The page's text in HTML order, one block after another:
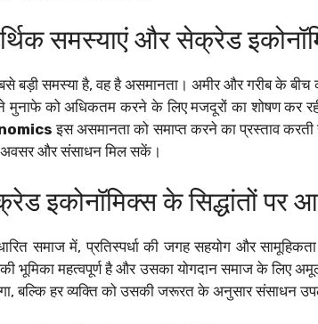
समस्याएं और सेक्रेड
बड़ी समस्या है, वह है असमानता। अमीर और गरीब के बीच
मुनाफे को अधिकतम करने के लिए मजदूरों का शोषण कर
इस असमानता को समाप्त करने का प्रस्ताव करती
अवसर और संसाधन मिल सकें।
इकोनॉमिक्स के सिद्धांतों पर
समाज में, प्रतिस्पर्धा की जगह सहयोग और सामूहिकता
भूमिका महत्वपूर्ण है और उसका योगदान समाज के लिए
बल्कि हर व्यक्ति को उसकी जरूरत के अनुसार संसाधन